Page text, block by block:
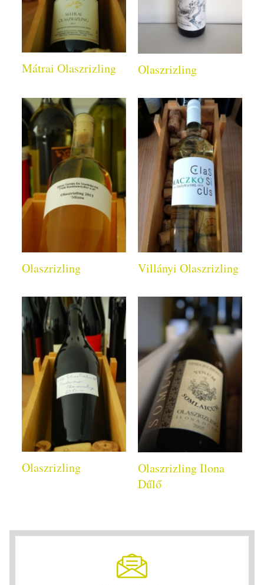
Mátrai Olaszrizling Olaszrizling
Olaszrizling Villányi Olaszrizling
Olaszrizling
Olaszrizling Ilona
Dűlő